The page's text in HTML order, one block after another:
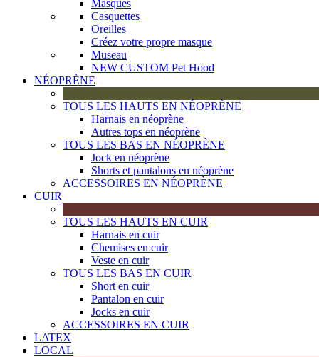
Masques
Casquettes
Oreilles
Créez votre propre masque
Museau
NEW CUSTOM Pet Hood
NÉOPRÈNE
TOUS LES HAUTS EN NÉOPRÈNE
Harnais en néoprène
Autres tops en néoprène
TOUS LES BAS EN NÉOPRÈNE
Jock en néoprène
Shorts et pantalons en néoprène
ACCESSOIRES EN NÉOPRÈNE
CUIR
TOUS LES HAUTS EN CUIR
Harnais en cuir
Chemises en cuir
Veste en cuir
TOUS LES BAS EN CUIR
Short en cuir
Pantalon en cuir
Jocks en cuir
ACCESSOIRES EN CUIR
LATEX
LOCAL